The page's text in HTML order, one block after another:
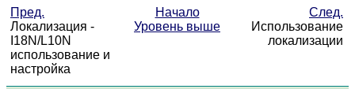
Пред. Начало
След.
Локализация -
I18N/L10N
использование и
настройка
Уровень выше
Использование
локализации